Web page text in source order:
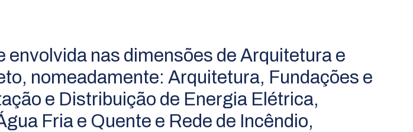
envolvida nas dimensões de Arquitetura e
nomeadamente: Arquitetura, Fundações e
e Distribuição de Energia Elétrica,
Fria e Quente e Rede de Incêndio,